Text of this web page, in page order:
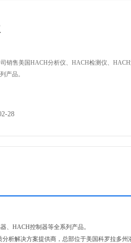
销售美国HACH分析仪、HACH检测仪、HACH
产品。
28
、HACH控制器等全系列产品。
析解决方案提供商，总部位于美国科罗拉多州